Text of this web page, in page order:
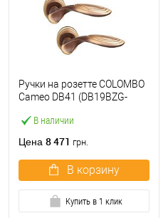
В наличии
Ручки на розетте COLOMBO
Cameo DB41 (DB19BZG-
Цена 8 471 грн.
В корзину
Купить в 1 клик